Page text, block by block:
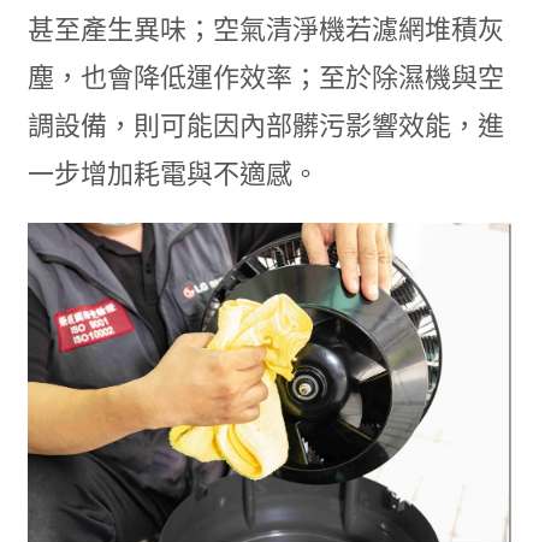
甚至產生異味；空氣清淨機若濾網堆積灰
塵，也會降低運作效率；至於除濕機與空
調設備，則可能因內部髒污影響效能，進
一步增加耗電與不適感。